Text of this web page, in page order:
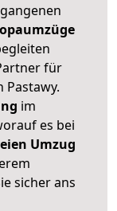
für
im
es bei
Umzug
sicher ans